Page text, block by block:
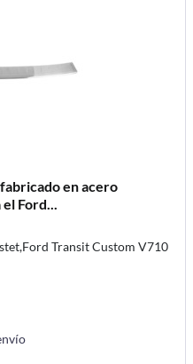
en acero
Ford...
Transit Custom V710